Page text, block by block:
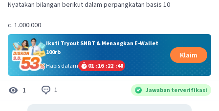
Nyatakan bilangan berikut dalam perpangkatan basis 10
Ikuti Tryout SNBT & Menangkan E-Wallet
100rb
Habis dalam
01 :16 :22 :48
Klaim
1 1 Jawaban terverifikasi